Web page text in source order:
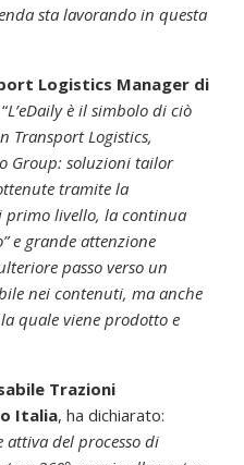
sta lavorando in questa
Logistics Manager di
L’eDaily è il simbolo di ciò
Transport Logistics,
Group: soluzioni tailor
tramite la
primo livello, la continua
e grande attenzione
passo verso un
nei contenuti, ma anche
quale viene prodotto e
Trazioni
Italia, ha dichiarato:
attiva del processo di